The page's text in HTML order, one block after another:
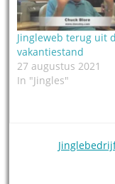
Jingleweb terug uit
vakantiestand
27 augustus 2021
In "Jingles"